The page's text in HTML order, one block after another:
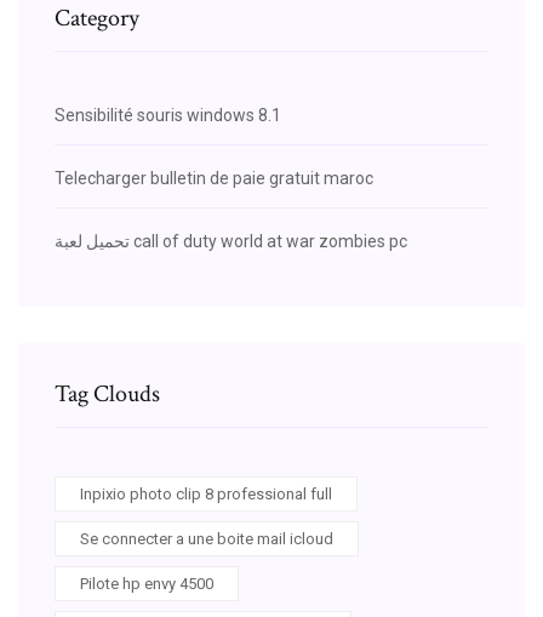
Category
Sensibilité souris windows 8.1
Telecharger bulletin de paie gratuit maroc
تحميل لعبة call of duty world at war zombies pc
Tag Clouds
Inpixio photo clip 8 professional full
Se connecter a une boite mail icloud
Pilote hp envy 4500